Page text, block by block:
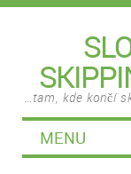
…tam, kde končí
MENU